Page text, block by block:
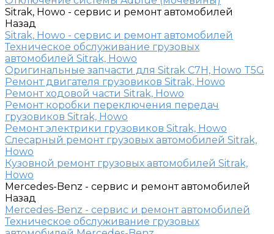
Sitrak, Howo - сервис и ремонт автомобилей
Назад
Sitrak, Howo - сервис и ремонт автомобилей
Техническое обслуживание грузовых
автомобилей Sitrak, Howo
Оригинальные запчасти для Sitrak C7H, Howo T5G
Ремонт двигателя грузовиков Sitrak, Howo
Ремонт ходовой части Sitrak, Howo
Ремонт коробки переключения передач
грузовиков Sitrak, Howo
Ремонт электрики грузовиков Sitrak, Howo
Слесарный ремонт грузовых автомобилей Sitrak,
Howo
Кузовной ремонт грузовых автомобилей Sitrak,
Howo
Mercedes-Benz - сервис и ремонт автомобилей
Назад
Mercedes-Benz - сервис и ремонт автомобилей
Техническое обслуживание грузовых